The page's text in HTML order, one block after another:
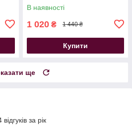
В наявності
1 020 ₴ 1 440 ₴
Купити
ще
за рік